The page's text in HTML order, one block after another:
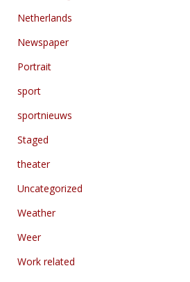
Netherlands
Newspaper
Portrait
sport
sportnieuws
Staged
theater
Uncategorized
Weather
Weer
Work related